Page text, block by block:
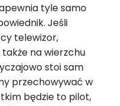
tyle samo
Jeśli
telewizor,
na wierzchu
stoi sam
przechowywać w
będzie to pilot,